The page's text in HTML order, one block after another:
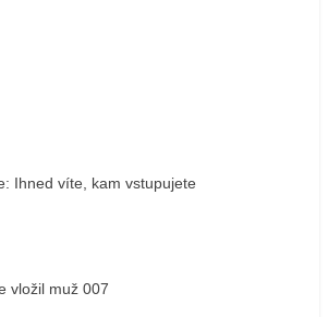
Ihned víte, kam vstupujete
vložil muž 007